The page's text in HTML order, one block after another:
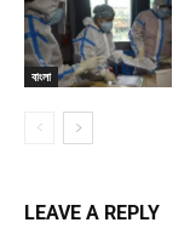
বাংলা
LEAVE A REPLY